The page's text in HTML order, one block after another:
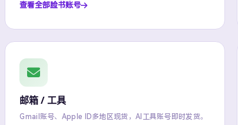
查看全部脸书账号
邮箱 / 工具
Gmail账号、Apple ID多地区现货，AI工具账号即时发货。